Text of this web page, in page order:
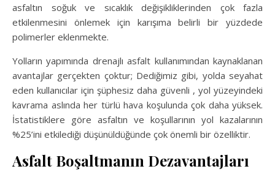
asfaltın soğuk ve sıcaklık değişikliklerinden çok fazla
etkilenmesini önlemek için karışıma belirli bir yüzdede
polimerler eklenmekte.
Yolların yapımında drenajlı asfalt kullanımından kaynaklanan
avantajlar gerçekten çoktur; Dediğimiz gibi, yolda seyahat
eden kullanıcılar için şüphesiz daha güvenli , yol yüzeyindeki
kavrama aslında her türlü hava koşulunda çok daha yüksek.
İstatistiklere göre asfaltın ve koşullarının yol kazalarının
%25’ini etkilediği düşünüldüğünde çok önemli bir özelliktir.
Asfalt Boşaltmanın Dezavantajları